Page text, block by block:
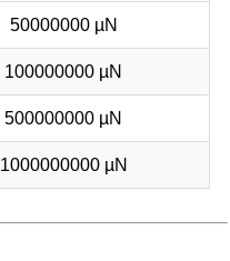
50000000 µN
100000000 µN
500000000 µN
1000000000 µN